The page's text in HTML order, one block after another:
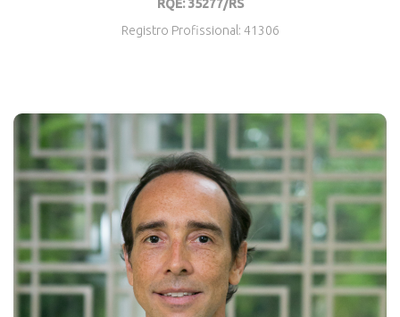
RQE: 35277/RS
Registro Profissional: 41306